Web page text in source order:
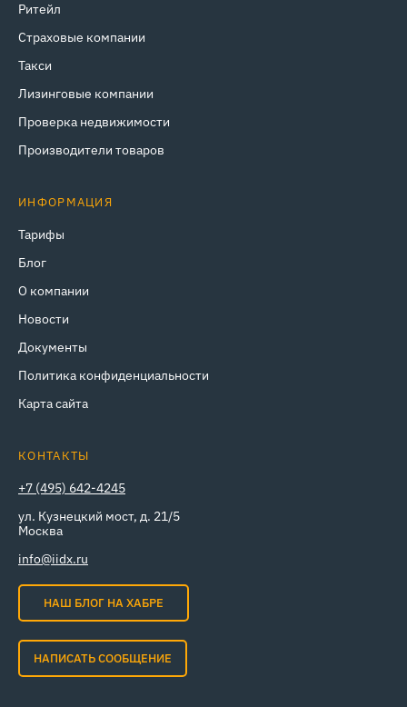
Ритейл
Страховые компании
Такси
Лизинговые компании
Проверка недвижимости
Производители товаров
ИНФОРМАЦИЯ
Тарифы
Блог
О компании
Новости
Документы
Политика конфиденциальности
Карта сайта
КОНТАКТЫ
+7 (495) 642-4245
ул. Кузнецкий мост, д. 21/5
Москва
info@iidx.ru
НАШ БЛОГ НА ХАБРЕ
НАПИСАТЬ СООБЩЕНИЕ